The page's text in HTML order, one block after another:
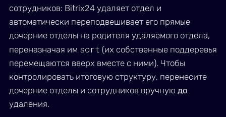
сотрудников: Bitrix24 удаляет отдел и
автоматически переподвешивает его прямые
дочерние отделы на родителя удаляемого отдела,
переназначая им sort (их собственные поддеревья
перемещаются вверх вместе с ними). Чтобы
контролировать итоговую структуру, перенесите
дочерние отделы и сотрудников вручную до
удаления.